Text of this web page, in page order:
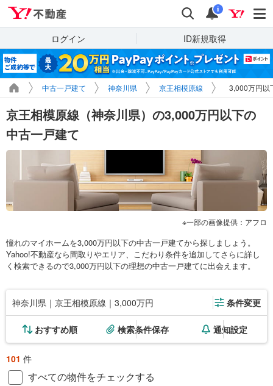
検索 通知
i
ログイン ID新規取得
中古一戸建て 神奈川県 京王相模原線 3,000万円以
京王相模原線（神奈川県）の3,000万円以下の
中古一戸建て
一部の画像提供：アフロ
憧れのマイホームを3,000万円以下の中古一戸建てから探しましょう。
Yahoo!不動産なら間取りやエリア、こだわり条件を追加してさらに詳し
く検索できるので3,000万円以下の理想の中古一戸建てに出会えます。
神奈川県｜京王相模原線｜3,000万円 条件変更
おすすめ順 検索条件保存 通知設定
101 件
すべての物件をチェックする